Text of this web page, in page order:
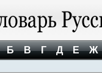
Б В Г Д Е Ж